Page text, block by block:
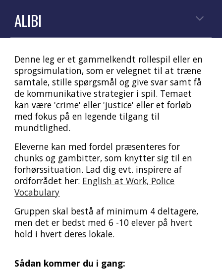
ALIBI
Denne leg er et gammelkendt rollespil eller en
sprogsimulation, som er velegnet til at træne
samtale, stille spørgsmål og give svar samt få
de kommunikative strategier i spil. Temaet
kan være 'crime' eller 'justice' eller et forløb
med fokus på en legende tilgang til
mundtlighed.
Eleverne kan med fordel præsenteres for
chunks og gambitter, som knytter sig til en
forhørssituation. Lad dig evt. inspirere af
ordforrådet her: English at Work, Police
Vocabulary
Gruppen skal bestå af minimum 4 deltagere,
men det er bedst med 6 -10 elever på hvert
hold i hvert deres lokale.
Sådan kommer du i gang: